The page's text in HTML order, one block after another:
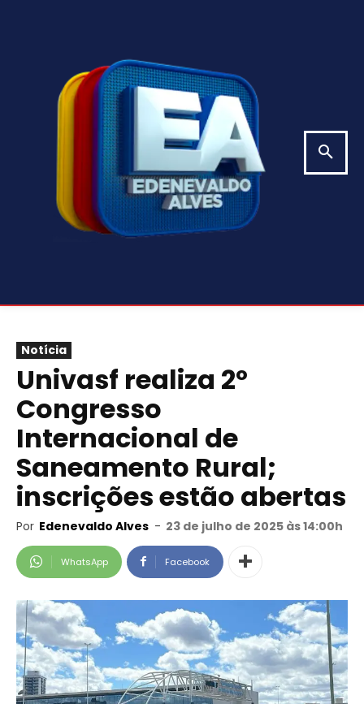
Notícia
Univasf realiza 2º
Congresso
Internacional de
Saneamento Rural;
inscrições estão abertas
Por Edenevaldo Alves - 23 de julho de 2025 às 14:00h
WhatsApp Facebook